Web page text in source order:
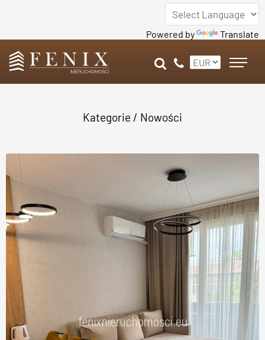
Powered by Translate
Kategorie / Nowości